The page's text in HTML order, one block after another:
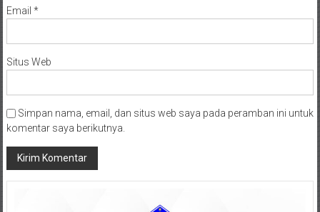
Email *
Situs Web
Simpan nama, email, dan situs web saya pada peramban ini untuk
komentar saya berikutnya.